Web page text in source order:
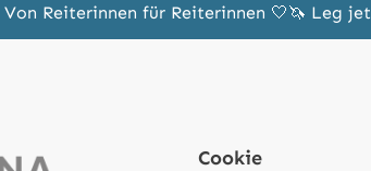
Von Reiterinnen für Reiterinnen 🤍🦄 Leg
Cookie